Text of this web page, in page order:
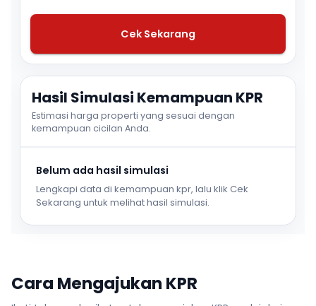
Cek Sekarang
Hasil Simulasi Kemampuan KPR
Estimasi harga properti yang sesuai dengan
kemampuan cicilan Anda.
Belum ada hasil simulasi
Lengkapi data di kemampuan kpr, lalu klik Cek
Sekarang untuk melihat hasil simulasi.
Cara Mengajukan KPR